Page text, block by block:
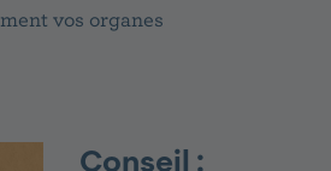
vos organes
Conseil :